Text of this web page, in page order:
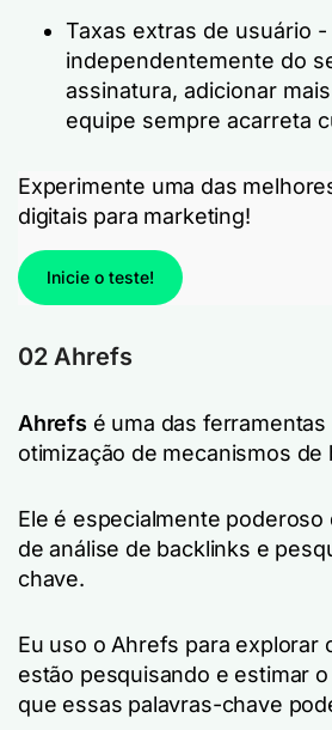
Taxas extras de usuário -
independentemente do
assinatura, adicionar
equipe sempre acarreta
Experimente uma das
digitais para marketing!
Inicie o teste!
02 Ahrefs
Ahrefs é uma das
otimização de mecanismos de
Ele é especialmente poderoso
de análise de backlinks e
chave.
Eu uso o Ahrefs para explorar
estão pesquisando e estimar
que essas palavras-chave